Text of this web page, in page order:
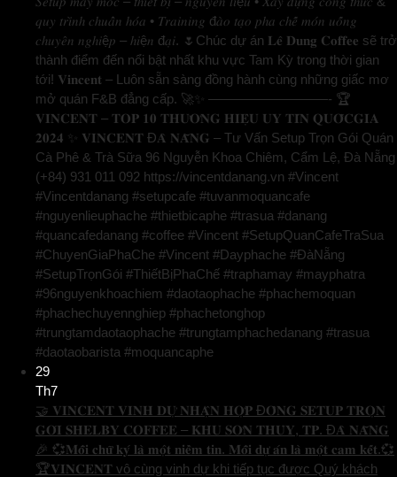
𝑞𝑢𝑦 𝑡𝑟𝑖̀𝑛ℎ 𝑐ℎ𝑢𝑎̂̉𝑛 ℎ𝑜́𝑎 • 𝑇𝑟𝑎𝑖𝑛𝑖𝑛𝑔 đ𝑎̀𝑜 𝑡𝑎̣𝑜 𝑝ℎ𝑎 𝑐ℎ𝑒̂́ 𝑚𝑜́𝑛 𝑢𝑜̂́𝑛𝑔
𝑐ℎ𝑢𝑦𝑒̂𝑛 𝑛𝑔ℎ𝑖ệ𝑝 – ℎ𝑖ệ𝑛 đ𝑎̣𝑖. 🌷Chúc dự án 𝐋𝐞̂ 𝐃𝐮𝐧𝐠 𝐂𝐨𝐟𝐟𝐞𝐞 sẽ trở
thành điểm đến nổi bật nhất khu vực Tam Kỳ trong thời gian
tới! 𝐕𝐢𝐧𝐜𝐞𝐧𝐭 – Luôn sẵn sàng đồng hành cùng những giấc mơ
mở quán F&B đẳng cấp. 🚀✨ —————————- 🏆
𝐕𝐈𝐍𝐂𝐄𝐍𝐓 – 𝐓𝐎𝐏 𝟏𝟎 𝐓𝐇𝐔̛𝐎̛𝐍𝐆 𝐇𝐈𝐄̣̂𝐔 𝐔𝐘 𝐓𝐈́𝐍 𝐐𝐔𝐎̂́𝐂𝐆𝐈𝐀
𝟐𝟎𝟐𝟒 ✨ 𝐕𝐈𝐍𝐂𝐄𝐍𝐓 Đ𝐀̀ 𝐍𝐀̆̃𝐍𝐆 – Tư Vấn Setup Trọn Gói Quán
Cà Phê & Trà Sữa 96 Nguyễn Khoa Chiêm, Cẩm Lệ, Đà Nẵng
(+84) 931 011 092 https://vincentdanang.vn #Vincent
#Vincentdanang #setupcafe #tuvanmoquancafe
#nguyenlieuphache #thietbicaphe #trasua #danang
#quancafedanang #coffee #Vincent #SetupQuanCafeTraSua
#ChuyenGiaPhaChe #Vincent #Dayphache #ĐàNẵng
#SetupTrọnGói #ThiếtBịPhaChế #traphamay #mayphatra
#96nguyenkhoachiem #daotaophache #phachemoquan
#phachechuyennghiep #phachetonghop
#trungtamdaotaophache #trungtamphachedanang #trasua
#daotaobarista #moquancaphe
29
Th7
🤝 𝐕𝐈𝐍𝐂𝐄𝐍𝐓 𝐕𝐈𝐍𝐇 𝐃𝐔̛̣ 𝐍𝐇𝐀̣̂𝐍 𝐇𝐎̛̣𝐏 Đ𝐎̂̀𝐍𝐆 𝐒𝐄𝐓𝐔𝐏 𝐓𝐑𝐎̣𝐍
𝐆𝐎́𝐈 𝐒𝐇𝐄𝐋𝐁𝐘 𝐂𝐎𝐅𝐅𝐄𝐄 – 𝐊𝐇𝐔 𝐒𝐎̛𝐍 𝐓𝐇𝐔̉𝐘, 𝐓𝐏. Đ𝐀̀ 𝐍𝐀̆̃𝐍𝐆
🎉 💞𝐌𝐨̂̃𝐢 𝐜𝐡𝐮̛̃ 𝐤𝐲́ 𝐥𝐚̀ 𝐦𝐨̣̂𝐭 𝐧𝐢𝐞̂̀𝐦 𝐭𝐢𝐧. 𝐌𝐨̂̃𝐢 𝐝𝐮̛̣ 𝐚́𝐧 𝐥𝐚̀ 𝐦𝐨̣̂𝐭 𝐜𝐚𝐦 𝐤𝐞̂́𝐭.💞
🏆𝐕𝐈𝐍𝐂𝐄𝐍𝐓 vô cùng vinh dự khi tiếp tục được Quý khách